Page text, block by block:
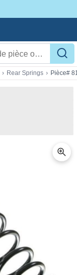
› Rear Springs › Pièce#